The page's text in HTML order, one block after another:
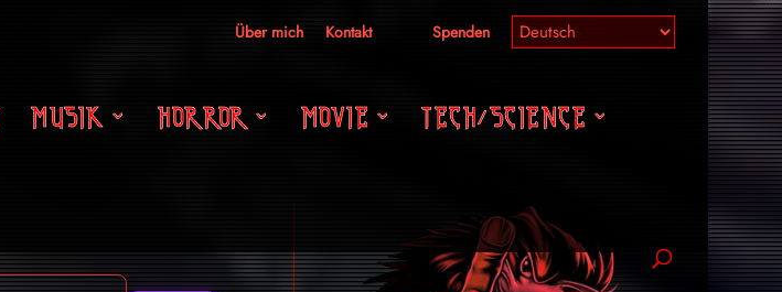
Über mich Kontakt Spenden
MUSIK HORROR MOVIE TECH/SCIENCE